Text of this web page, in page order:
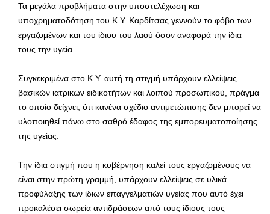
Τα μεγάλα προβλήματα στην υποστελέχωση και
υποχρηματοδότηση του Κ.Υ. Καρδίτσας γεννούν το φόβο των
εργαζομένων και του ίδιου του λαού όσον αναφορά την ίδια
τους την υγεία.
Συγκεκριμένα στο Κ.Υ. αυτή τη στιγμή υπάρχουν ελλείψεις
βασικών ιατρικών ειδικοτήτων και λοιπού προσωπικού, πράγμα
το οποίο δείχνει, ότι κανένα σχέδιο αντιμετώπισης δεν μπορεί να
υλοποιηθεί πάνω στο σαθρό έδαφος της εμπορευματοποίησης
της υγείας.
Την ίδια στιγμή που η κυβέρνηση καλεί τους εργαζομένους να
είναι στην πρώτη γραμμή, υπάρχουν ελλείψεις σε υλικά
προφύλαξης των ίδιων επαγγελματιών υγείας που αυτό έχει
προκαλέσει σωρεία αντιδράσεων από τους ίδιους τους